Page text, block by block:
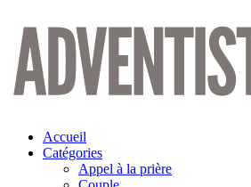
Aller
contenu
Accueil
Catégories
Appel à la prière